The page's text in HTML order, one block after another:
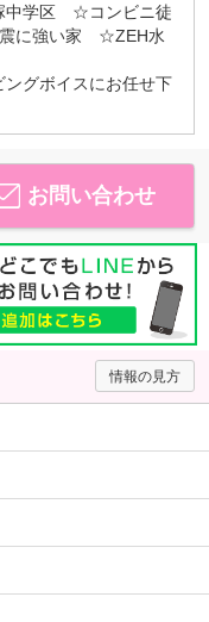
中学区 ☆コンビニ徒
に強い家 ☆ZEH水
ングボイスにお任せ下
お問い合わせ
情報の見方